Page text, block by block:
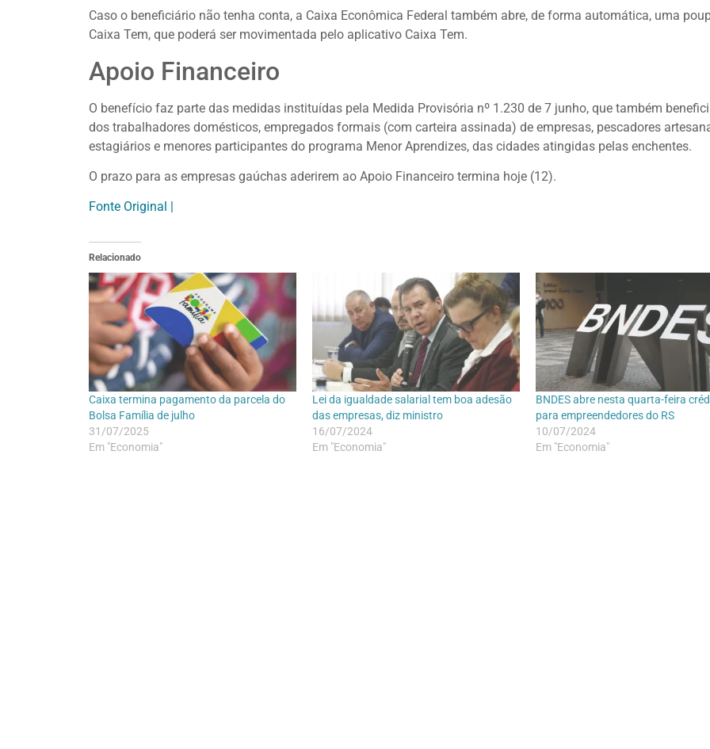
Caso o beneficiário não tenha conta, a Caixa Econômica Federal também abre, de forma automática, uma
Caixa Tem, que poderá ser movimentada pelo aplicativo Caixa Tem.
Apoio Financeiro
O benefício faz parte das medidas instituídas pela Medida Provisória nº 1.230 de 7 junho, que também
dos trabalhadores domésticos, empregados formais (com carteira assinada) de empresas, pescadores
estagiários e menores participantes do programa Menor Aprendizes, das cidades atingidas pelas enchentes.
O prazo para as empresas gaúchas aderirem ao Apoio Financeiro termina hoje (12).
Fonte Original |
Relacionado
Caixa termina pagamento da parcela do
Bolsa Família de julho
31/07/2025
Em "Economia"
Lei da igualdade salarial tem boa adesão
das empresas, diz ministro
16/07/2024
Em "Economia"
BNDES abre nesta quarta-feira
para empreendedores do RS
10/07/2024
Em "Economia"